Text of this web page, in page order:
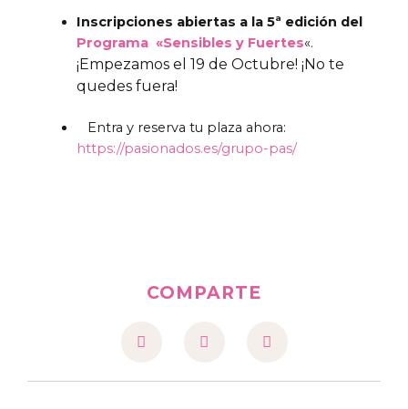
Inscripciones abiertas a la 5ª edición del
Programa «Sensibles y Fuertes«.
¡Empezamos el 19 de Octubre! ¡No te
quedes fuera!
Entra y reserva tu plaza ahora:
https://pasionados.es/grupo-pas/
COMPARTE